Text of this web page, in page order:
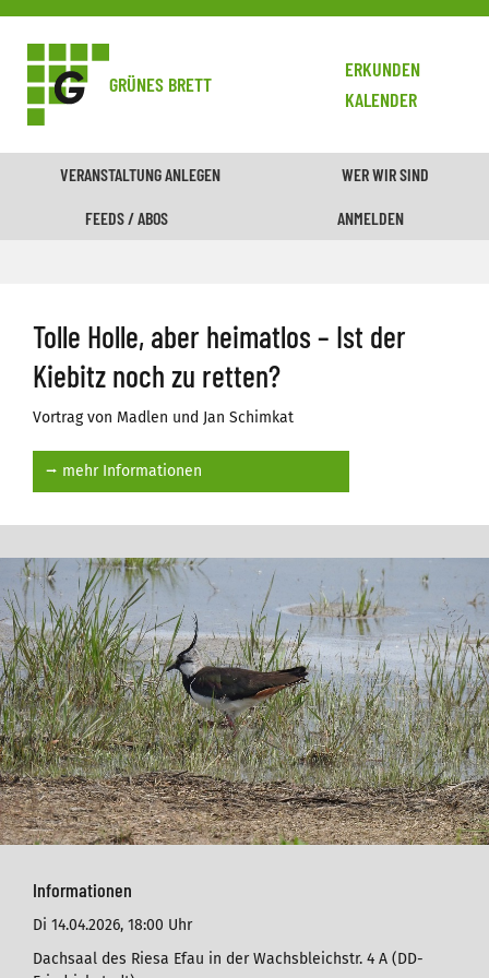
GRÜNES BRETT
ERKUNDEN
KALENDER
VERANSTALTUNG ANLEGEN WER WIR SIND
FEEDS / ABOS ANMELDEN
Informationen
Di 14.04.2026, 18:00 Uhr
Dachsaal des Riesa Efau in der Wachsbleichstr. 4 A (DD-
Tolle Holle, aber heimatlos – Ist der
Kiebitz noch zu retten?
Vortrag von Madlen und Jan Schimkat
⭢ mehr Informationen